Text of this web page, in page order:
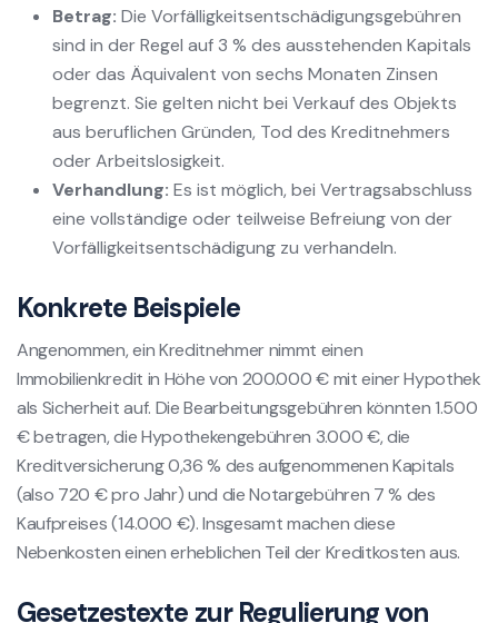
Betrag: Die Vorfälligkeitsentschädigungsgebühren
sind in der Regel auf 3 % des ausstehenden Kapitals
oder das Äquivalent von sechs Monaten Zinsen
begrenzt. Sie gelten nicht bei Verkauf des Objekts
aus beruflichen Gründen, Tod des Kreditnehmers
oder Arbeitslosigkeit.
Verhandlung: Es ist möglich, bei Vertragsabschluss
eine vollständige oder teilweise Befreiung von der
Vorfälligkeitsentschädigung zu verhandeln.
Konkrete Beispiele
Angenommen, ein Kreditnehmer nimmt einen
Immobilienkredit in Höhe von 200.000 € mit einer Hypothek
als Sicherheit auf. Die Bearbeitungsgebühren könnten 1.500
€ betragen, die Hypothekengebühren 3.000 €, die
Kreditversicherung 0,36 % des aufgenommenen Kapitals
(also 720 € pro Jahr) und die Notargebühren 7 % des
Kaufpreises (14.000 €). Insgesamt machen diese
Nebenkosten einen erheblichen Teil der Kreditkosten aus.
Gesetzestexte zur Regulierung von